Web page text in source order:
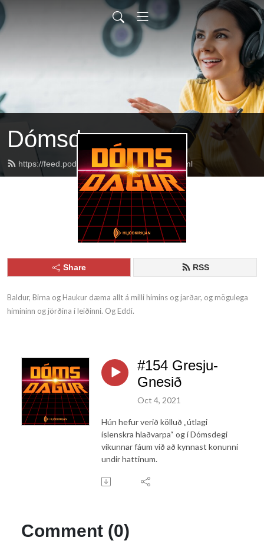
Dómsdagur
https://feed.podbean.com/domsdagur/feed.xml
Share RSS
Baldur, Birna og Haukur dæma allt á milli himins og jarðar, og mögulega
himininn og jörðina í leiðinni. Og Eddi.
#154 Gresju-
Gnesið
Oct 4, 2021
Hún hefur verið kölluð „útlagi
íslenskra hlaðvarpa“ og í Dómsdegi
vikunnar fáum við að kynnast konunni
undir hattinum.
Comment (0)